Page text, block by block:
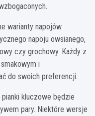
warianty napojów
napoju owsianego,
czy grochowy. Każdy z
i
do swoich preferencji.
kluczowe będzie
pary. Niektóre wersje